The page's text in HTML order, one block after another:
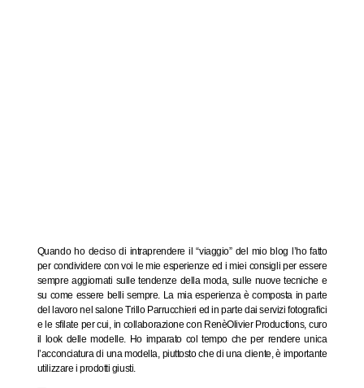
Quando ho deciso di intraprendere il “viaggio” del mio blog l’ho fatto
per condividere con voi le mie esperienze ed i miei consigli per essere
sempre aggiornati sulle tendenze della moda, sulle nuove tecniche e
su come essere belli sempre. La mia esperienza è composta in parte
del lavoro nel salone Trillo Parrucchieri ed in parte dai servizi fotografici
e le sfilate per cui, in collaborazione con RenèOlivier Productions, curo
il look delle modelle. Ho imparato col tempo che per rendere unica
l’acconciatura di una modella, piuttosto che di una cliente, è importante
utilizzare i prodotti giusti.